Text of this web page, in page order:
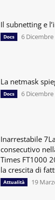
Il subnetting e
Docs 6 Dicembre
La netmask
Docs 6 Dicembre
Inarrestabile
consecutivo
Times FT1000
la crescita di
Attualità 19